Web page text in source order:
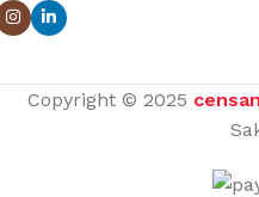
Copyright © 2025